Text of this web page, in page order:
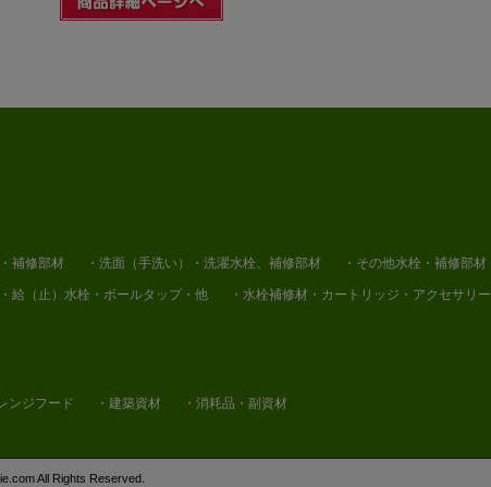
補修部材 ・洗面（手洗い）・洗濯水栓、補修部材 ・その他水栓・補修部材
給（止）水栓・ボールタップ・他 ・水栓補修材・カートリッジ・アクセサリー
ンジフード ・建築資材 ・消耗品・副資材
All Rights Reserved.